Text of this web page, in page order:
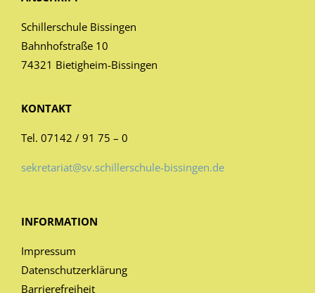
Schillerschule Bissingen
Bahnhofstraße 10
74321 Bietigheim-Bissingen
KONTAKT
Tel. 07142 / 91 75 – 0
sekretariat@sv.schillerschule-bissingen.de
INFORMATION
Impressum
Datenschutzerklärung
Barrierefreiheit